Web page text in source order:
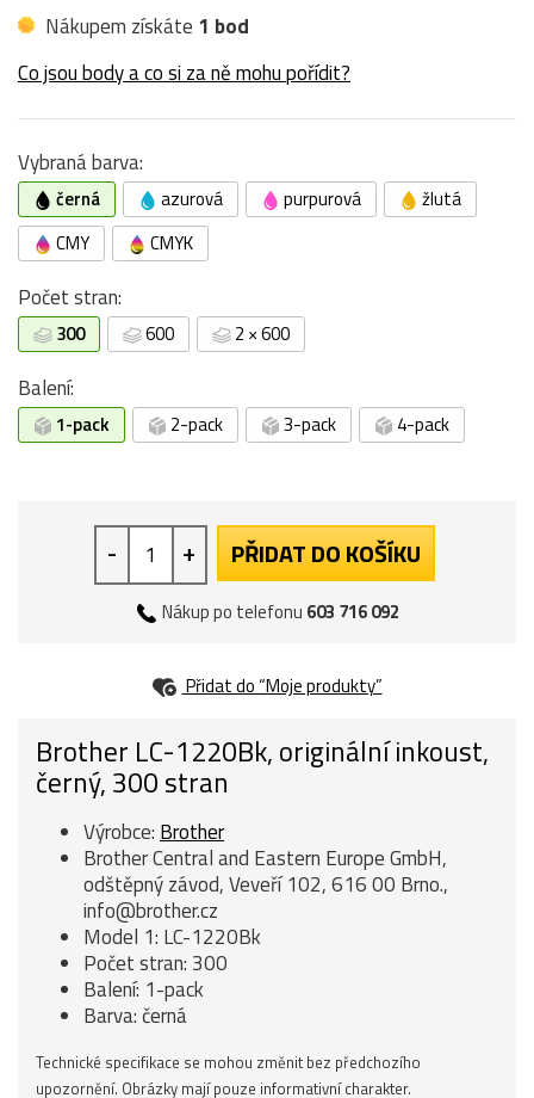
Nákupem získáte 1 bod
Co jsou body a co si za ně mohu pořídit?
Vybraná barva:
černá azurová purpurová
žlutá
CMY
CMYK
Počet stran:
300 600 2 × 600
Balení:
1-pack 2-pack 3-pack 4-pack
- + PŘIDAT DO KOŠÍKU
Nákup po telefonu 603 716 092
Přidat do “Moje produkty”
Brother LC-1220Bk, originální inkoust,
černý, 300 stran
Výrobce: Brother
Brother Central and Eastern Europe GmbH,
odštěpný závod, Veveří 102, 616 00 Brno.,
info@brother.cz
Model 1: LC-1220Bk
Počet stran: 300
Balení: 1-pack
Barva: černá
Technické specifikace se mohou změnit bez předchozího
upozornění. Obrázky mají pouze informativní charakter.